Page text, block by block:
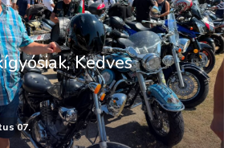
Kedves
07.